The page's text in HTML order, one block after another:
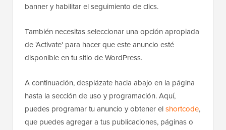
banner y habilitar el seguimiento de clics.
También necesitas seleccionar una opción apropiada
de 'Activate' para hacer que este anuncio esté
disponible en tu sitio de WordPress.
A continuación, desplázate hacia abajo en la página
hasta la sección de uso y programación. Aquí,
puedes programar tu anuncio y obtener elshortcode,
que puedes agregar a tus publicaciones, páginas o